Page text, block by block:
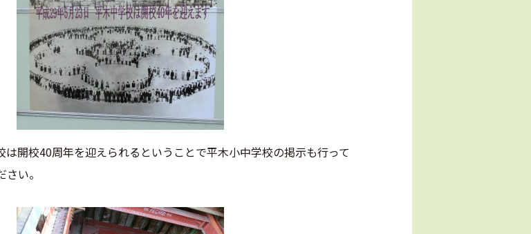
開校40周年を迎えられるということで平木小中学校の掲示も行って
い。